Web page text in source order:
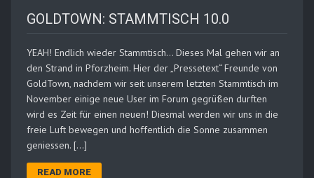
GOLDTOWN: STAMMTISCH 10.0
YEAH! Endlich wieder Stammtisch… Dieses Mal gehen wir an
den Strand in Pforzheim. Hier der „Pressetext“ Freunde von
GoldTown, nachdem wir seit unserem letzten Stammtisch im
November einige neue User im Forum gegrüßen durften
wird es Zeit für einen neuen! Diesmal werden wir uns in die
freie Luft bewegen und hoffentlich die Sonne zusammen
geniessen. […]
READ MORE